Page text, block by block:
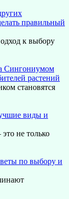
правильный
к выбору
Сингониумом
растений
становятся
виды и
не только
по выбору и